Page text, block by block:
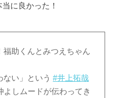
に良かった！
福助くんとみつえちゃん
ない」という#井上拓哉
よしムードが伝わってき